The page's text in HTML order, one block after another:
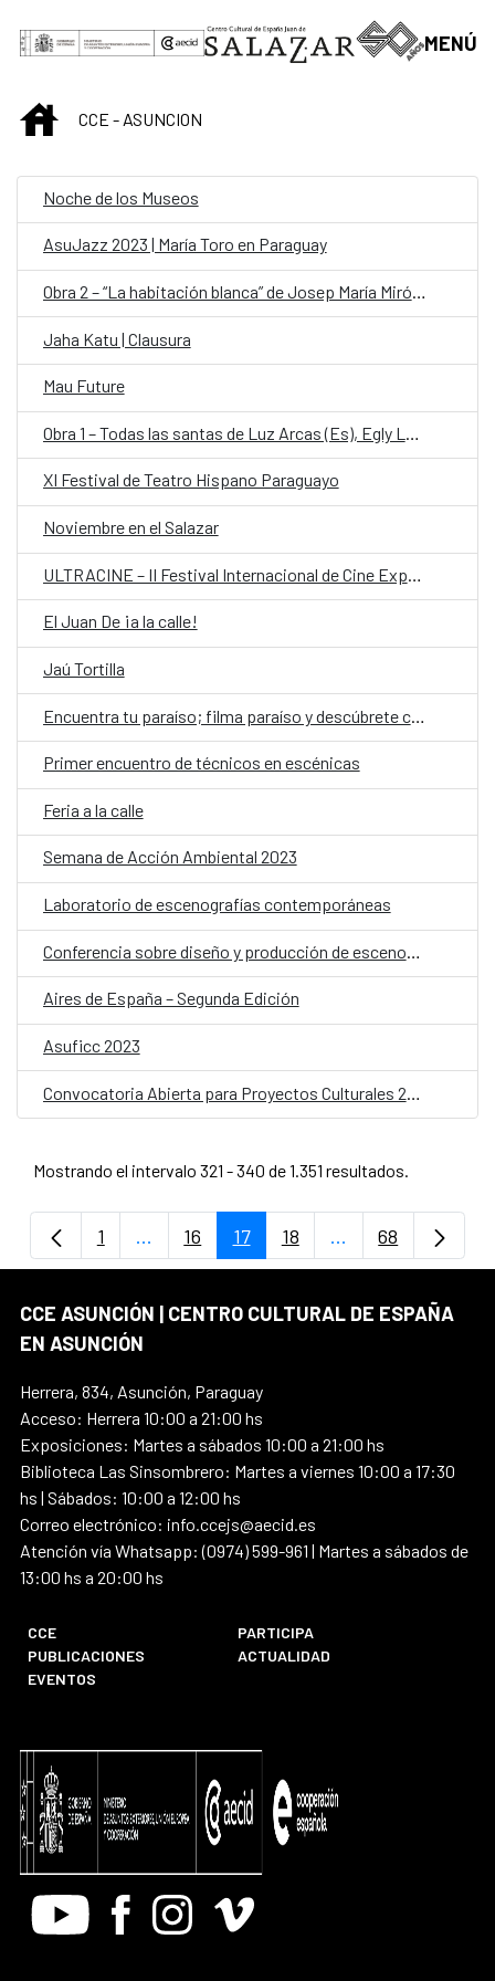
Saltar al contenido principal
MENÚ
INICIOCCE - ASUNCION
Noche de los Museos
AsuJazz 2023 | María Toro en Paraguay
Obra 2 – “La habitación blanca” de Josep María Miró (Es)
Jaha Katu | Clausura
Mau Future
Obra 1 – Todas las santas de Luz Arcas (Es), Egly Larreynaga (Salvador) y Alicia Chong (Salvador)
XI Festival de Teatro Hispano Paraguayo
Noviembre en el Salazar
El Juan De ¡a la calle!
Jaú Tortilla
Encuentra tu paraíso; filma paraíso y descúbrete cuerpas afrodescendientes frente a la cámara
Primer encuentro de técnicos en escénicas
Feria a la calle
Semana de Acción Ambiental 2023
Laboratorio de escenografías contemporáneas
Aires de España – Segunda Edición
Asuficc 2023
Mostrando el intervalo 321 - 340 de 1.351 resultados.
Página
1 ...Páginas intermedias Use TAB para
Página
16 Página
17 Página
18 ...PáginasPágina
68
CCE ASUNCIÓN | CENTRO CULTURAL DE ESPAÑA
EN ASUNCIÓN
Herrera, 834, Asunción, Paraguay
Acceso: Herrera 10:00 a 21:00 hs
Exposiciones: Martes a sábados 10:00 a 21:00 hs
Biblioteca Las Sinsombrero: Martes a viernes 10:00 a 17:30
hs | Sábados: 10:00 a 12:00 hs
Correo electrónico: info.ccejs@aecid.es
Atención vía Whatsapp: (0974) 599-961 | Martes a sábados de
13:00 hs a 20:00 hs
CCE
PARTICIPA
PUBLICACIONES
ACTUALIDAD
EVENTOS
Youtube FacebookInstagram
Vimeo